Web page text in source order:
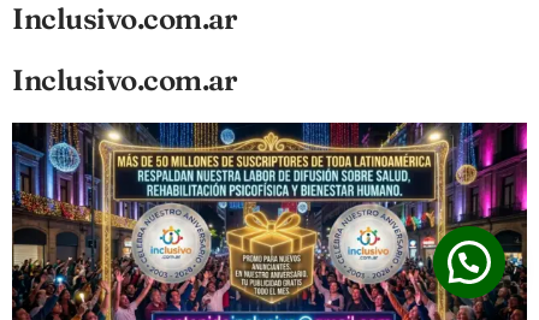
Inclusivo.com.ar
Inclusivo.com.ar